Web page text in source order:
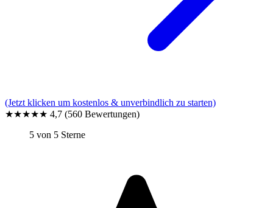
(Jetzt klicken um kostenlos & unverbindlich zu starten)
★★★★★ 4,7 (560 Bewertungen)
5 von 5 Sterne